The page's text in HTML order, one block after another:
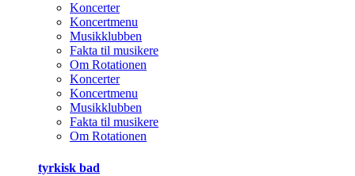
Koncerter
Koncertmenu
Musikklubben
Fakta til musikere
Om Rotationen
Koncerter
Koncertmenu
Musikklubben
Fakta til musikere
Om Rotationen
tyrkisk bad